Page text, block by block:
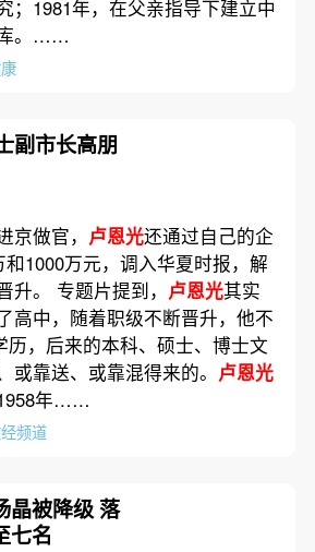
；1981年，在父亲指导下建立中
库。……
副市长高朋
京做官， 卢恩光还通过自己的企
1000万元，调入华夏时报，解
升。 专题片提到， 卢恩光其实
高中，随着职级不断晋升，他不
历，后来的本科、硕士、博士文
或靠送、或靠混得来的。 卢恩光
年……
频道
晶被降级 落
七名